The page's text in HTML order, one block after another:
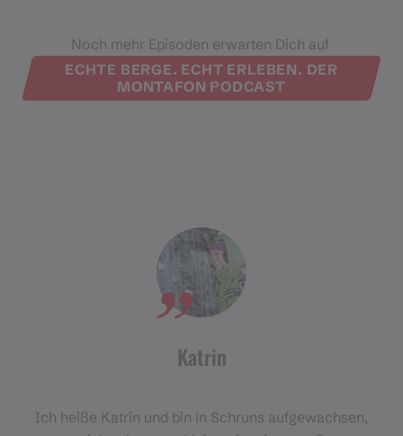
Noch mehr Episoden erwarten Dich auf
ECHTE BERGE. ECHT ERLEBEN. DER
MONTAFON PODCAST
Katrin
Ich heiße Katrin und bin in Schruns aufgewachsen,